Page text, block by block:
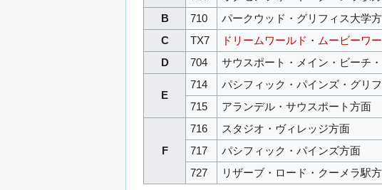
B
710
パークウッド・グリフィス大学
C
TX7 ドリームワールド ・ ムービーワ
D
704 サウスポート・メイン・ビーチ
E
714
パシフィック・パインズ・グリ
715
アランデル・サウスポート方面
F
716
スタジオ・ヴィレッジ方面
717
パシフィック・パインズ方面
727
リザーブ・ロード・クーメラ駅